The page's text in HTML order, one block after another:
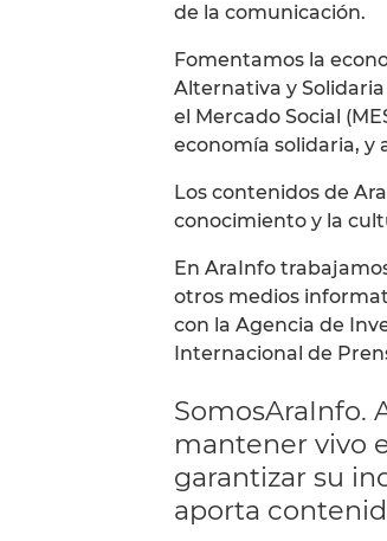
de la comunicación.
Fomentamos la
Alternativa y
el Mercado Social
economía solidaria, y
Los contenidos de
conocimiento y la
En AraInfo
otros medios
con la Agencia de
Internacional de
SomosAraInfo.
mantener vivo
garantizar su
aporta